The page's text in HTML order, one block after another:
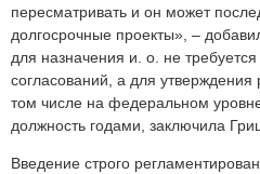
пересматривать и он может
долгосрочные проекты», –
для назначения и. о. не
согласований, а для
том числе на федеральном
должность годами, заключила
Введение строго